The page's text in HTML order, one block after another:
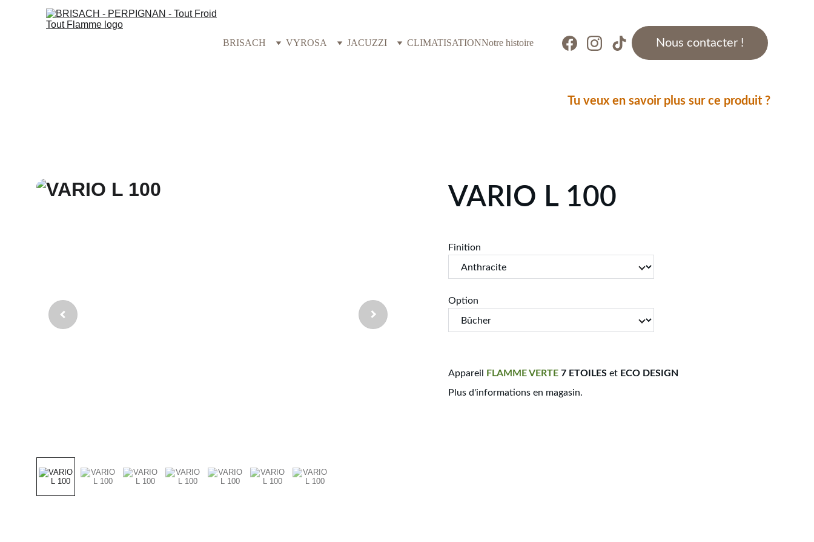
BRISACH VYROSA JACUZZI CLIMATISATIONNotre histoire Nous contacter !
Tu veux en savoir plus sur ce produit ?
VARIO L 100
Finition
Option
Appareil FLAMMEVERTE 7 ETOILES et ECO DESIGN
Plus d'informations en magasin.